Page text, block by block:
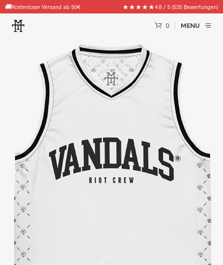
🚚Kostenloser Versand ab 50€ ★★★★★4.8 / 5 (535 Bewertungen)
0 MENU